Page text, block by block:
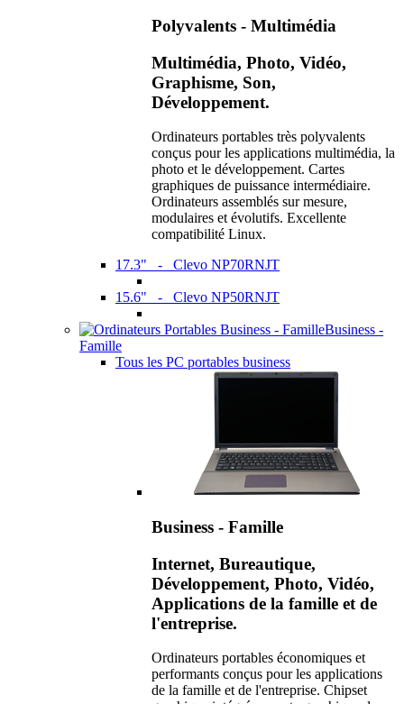
Polyvalents - Multimédia
Multimédia, Photo, Vidéo,
Graphisme, Son,
Développement.
Ordinateurs portables très polyvalents
conçus pour les applications multimédia, la
photo et le développement. Cartes
graphiques de puissance intermédiaire.
Ordinateurs assemblés sur mesure,
modulaires et évolutifs. Excellente
compatibilité Linux.
17.3" - Clevo NP70RNJT
15.6" - Clevo NP50RNJT
Business -
Famille
Tous les PC portables business
Business - Famille
Internet, Bureautique,
Développement, Photo, Vidéo,
Applications de la famille et de
l'entreprise.
Ordinateurs portables économiques et
performants conçus pour les applications
de la famille et de l'entreprise. Chipset